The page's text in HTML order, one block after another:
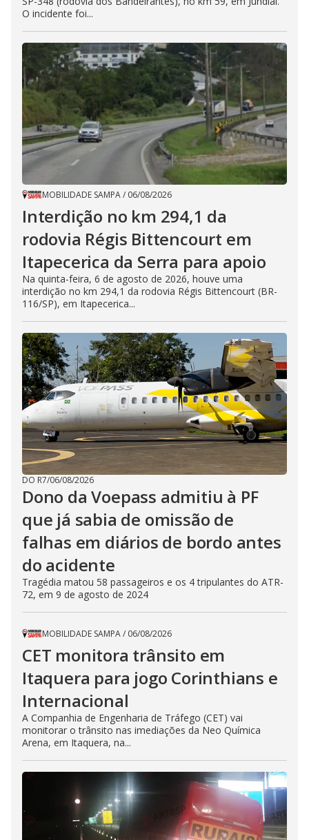
O incidente foi...
MOBILIDADE SAMPA/ 06/08/2026
Interdição no km 294,1 da
rodovia Régis Bittencourt em
Itapecerica da Serra para apoio
Na quinta-feira, 6 de agosto de 2026, houve uma
interdição no km 294,1 da rodovia Régis Bittencourt (BR-
116/SP), em Itapecerica...
DO R7/06/08/2026
Dono da Voepass admitiu à PF
que já sabia de omissão de
falhas em diários de bordo antes
do acidente
Tragédia matou 58 passageiros e os 4 tripulantes do ATR-
72, em 9 de agosto de 2024
MOBILIDADE SAMPA/ 06/08/2026
CET monitora trânsito em
Itaquera para jogo Corinthians e
Internacional
A Companhia de Engenharia de Tráfego (CET) vai
monitorar o trânsito nas imediações da Neo Química
Arena, em Itaquera, na...